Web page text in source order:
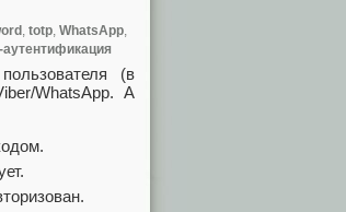
, totp, WhatsApp,
(в
WhatsApp. А